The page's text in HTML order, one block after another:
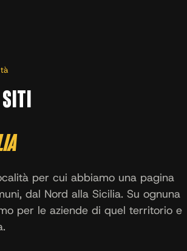
per cui abbiamo una pagina
dal Nord alla Sicilia. Su ognuna
per le aziende di quel territorio e